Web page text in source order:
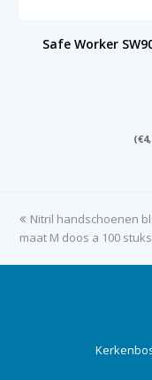
Safe Worker
(€
previous
post:
Nitril handschoenen
maat M doos a 100 stuks